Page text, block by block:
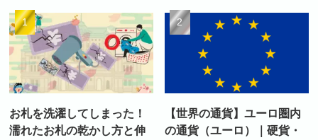
お札を洗濯してしまった！
濡れたお札の乾かし方と伸
【世界の通貨】ユーロ圏内
の通貨（ユーロ）｜硬貨・